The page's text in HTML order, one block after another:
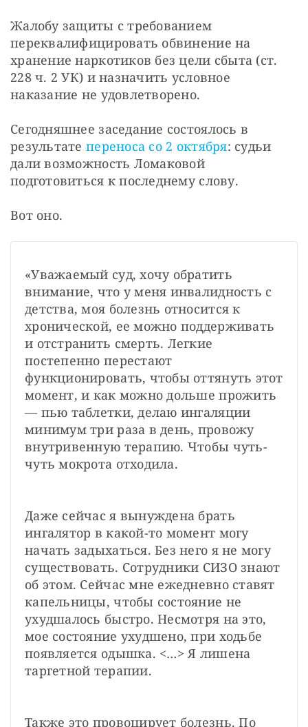
Жалобу защиты с требованием
переквалифицировать обвинение на
хранение наркотиков без цели сбыта (ст.
228 ч. 2 УК) и назначить условное
наказание не удовлетворено.
Сегодняшнее заседание состоялось в
результате переноса со 2 октября: судьи
дали возможность Ломаковой
подготовиться к последнему слову.
Вот оно.
«Уважаемый суд, хочу обратить
внимание, что у меня инвалидность с
детства, моя болезнь относится к
хронической, ее можно поддерживать
и отстранить смерть. Легкие
постепенно перестают
функционировать, чтобы оттянуть этот
момент, и как можно дольше прожить
— пью таблетки, делаю ингаляции
минимум три раза в день, провожу
внутривенную терапию. Чтобы чуть-
чуть мокрота отходила.
Даже сейчас я вынуждена брать
ингалятор в какой-то момент могу
начать задыхаться. Без него я не могу
существовать. Сотрудники СИЗО знают
об этом. Сейчас мне ежедневно ставят
капельницы, чтобы состояние не
ухудшалось быстро. Несмотря на это,
мое состояние ухудшено, при ходьбе
появляется одышка. <…> Я лишена
таргетной терапии.
Также это провоцирует болезнь. По